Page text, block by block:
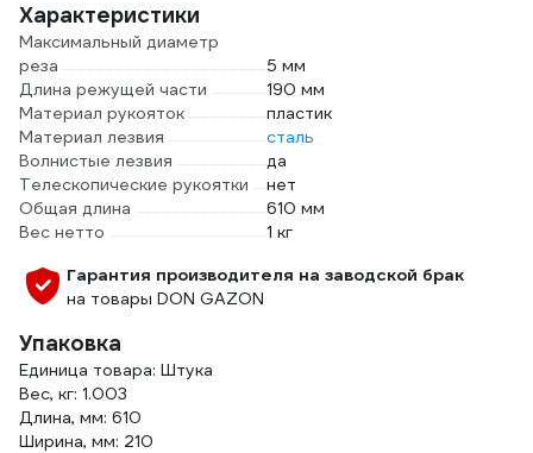
Характеристики
Максимальный диаметр
реза
5 мм
Длина режущей части
190 мм
Материал рукояток
пластик
Материал лезвия
сталь
Волнистые лезвия
да
Телескопические рукоятки
нет
Общая длина
610 мм
Вес нетто
1 кг
Гарантия производителя на заводской брак
на товары DON GAZON
Упаковка
Единица товара: Штука
Вес, кг: 1.003
Длина, мм: 610
Ширина, мм: 210